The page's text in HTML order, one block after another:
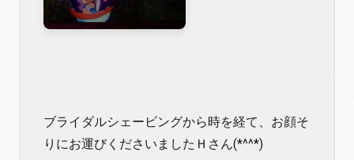
ブライダルシェービングから時を経て、お顔そ
りにお運びくださいましたＨさん(*^^*)